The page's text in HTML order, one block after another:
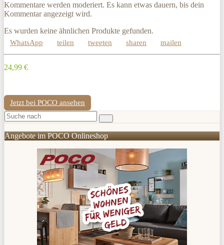
Kommentare werden moderiert. Es kann etwas dauern, bis dein
Kommentar angezeigt wird.
Es wurden keine ähnlichen Produkte gefunden.
WhatsApp teilen tweeten sharen mailen
24,99 €
Jetzt bei POCO ansehen
Angebote im POCO Onlineshop